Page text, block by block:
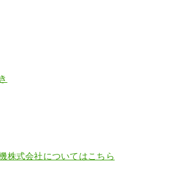
株式会社についてはこちら